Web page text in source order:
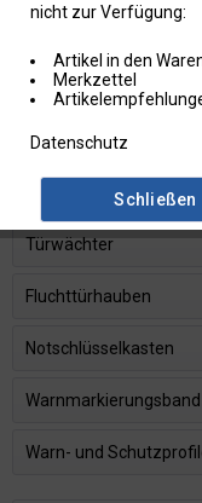
Antirutschbeläge
Feuerlöscher-Prymos
Drucksachen
Türwächter
Fluchttürhauben
Notschlüsselkasten
Warnmarkierungsband
Warn- und
nicht zur Verfügung:
Artikel in den
Merkzettel
Datenschutz
Schließen